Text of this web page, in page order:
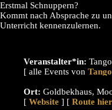
Erstmal Schnuppern?
Kommt nach Absprache zu
Unterricht kennenzulernen.
Veranstalter*in:
[ alle Events von
Ort: Goldbekhaus,
[ Website ] [ Route